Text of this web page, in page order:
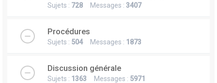
Sujets : 728 Messages : 3407
Procédures
Sujets : 504Messages : 1873
Discussion générale
Sujets : 1363 Messages : 5971